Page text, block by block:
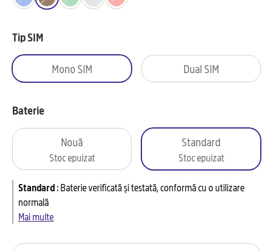
Tip SIM
Mono SIM Dual SIM
Baterie
Nouă
Stoc epuizat
Standard
Stoc epuizat
Standard:Baterie verificată și testată, conformă cu o utilizare
normală
Mai multe